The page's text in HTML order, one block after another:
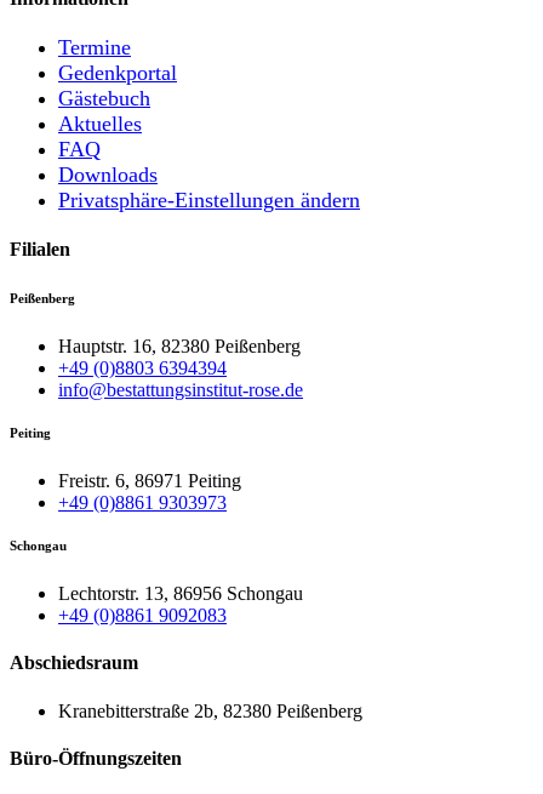
Termine
Gedenkportal
Gästebuch
Aktuelles
FAQ
Downloads
Privatsphäre-Einstellungen ändern
Filialen
Peißenberg
Hauptstr. 16, 82380 Peißenberg
+49 (0)8803 6394394
info@bestattungsinstitut-rose.de
Peiting
Freistr. 6, 86971 Peiting
+49 (0)8861 9303973
Schongau
Lechtorstr. 13, 86956 Schongau
+49 (0)8861 9092083
Abschiedsraum
Kranebitterstraße 2b, 82380 Peißenberg
Büro-Öffnungszeiten